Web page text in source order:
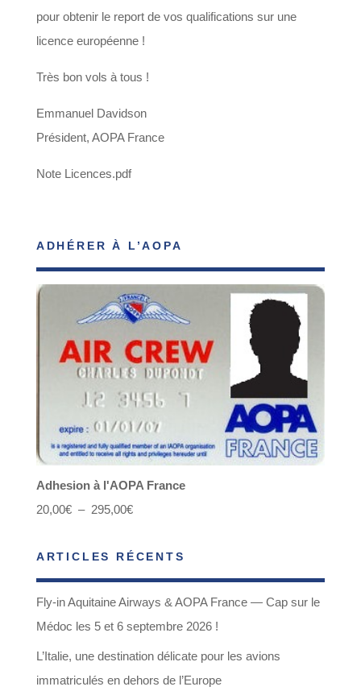
pour obtenir le report de vos qualifications sur une
licence européenne !
Très bon vols à tous !
Emmanuel Davidson
Président, AOPA France
Note Licences.pdf
ADHÉRER À L’AOPA
Adhesion à l'AOPA France
20,00€ – 295,00€Plage
prix :
20,00€
à
295,00€
ARTICLES RÉCENTS
Fly-in Aquitaine Airways & AOPA France — Cap sur le
Médoc les 5 et 6 septembre 2026 !
L’Italie, une destination délicate pour les avions
immatriculés en dehors de l’Europe